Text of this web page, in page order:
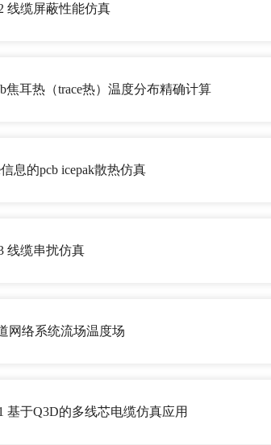
线缆屏蔽性能仿真
焦耳热（trace热）温度分布精确计算
息的pcb icepak散热仿真
线缆串扰仿真
网络系统流场温度场
基于Q3D的多线芯电缆仿真应用